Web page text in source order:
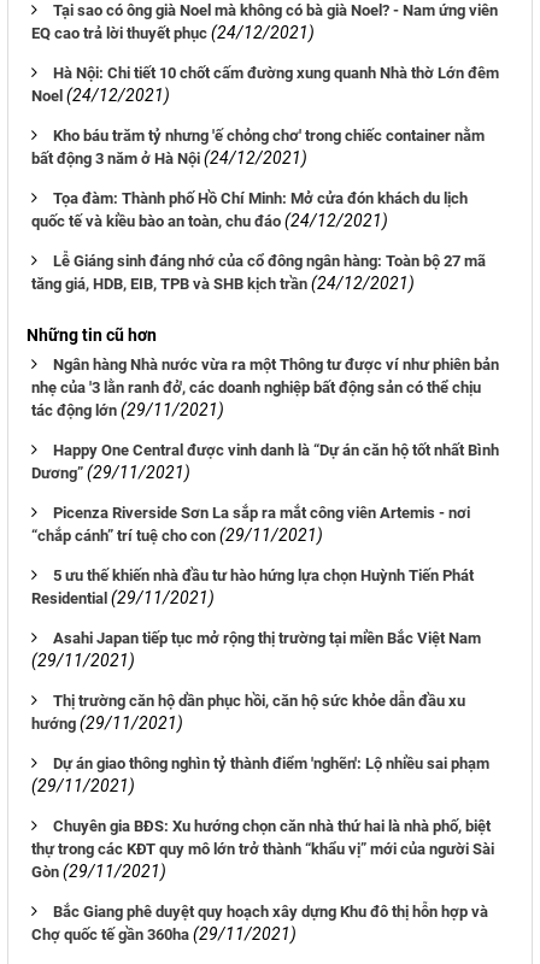
Tại sao có ông già Noel mà không có bà già Noel? - Nam ứng viên
EQ cao trả lời thuyết phục (24/12/2021)
Hà Nội: Chi tiết 10 chốt cấm đường xung quanh Nhà thờ Lớn đêm
Noel (24/12/2021)
Kho báu trăm tỷ nhưng 'ế chỏng chơ' trong chiếc container nằm
bất động 3 năm ở Hà Nội (24/12/2021)
Tọa đàm: Thành phố Hồ Chí Minh: Mở cửa đón khách du lịch
quốc tế và kiều bào an toàn, chu đáo (24/12/2021)
Lễ Giáng sinh đáng nhớ của cổ đông ngân hàng: Toàn bộ 27 mã
tăng giá, HDB, EIB, TPB và SHB kịch trần (24/12/2021)
Những tin cũ hơn
Ngân hàng Nhà nước vừa ra một Thông tư được ví như phiên bản
nhẹ của '3 lằn ranh đỏ', các doanh nghiệp bất động sản có thể chịu
tác động lớn (29/11/2021)
Happy One Central được vinh danh là “Dự án căn hộ tốt nhất Bình
Dương” (29/11/2021)
Picenza Riverside Sơn La sắp ra mắt công viên Artemis - nơi
“chắp cánh” trí tuệ cho con (29/11/2021)
5 ưu thế khiến nhà đầu tư hào hứng lựa chọn Huỳnh Tiến Phát
Residential (29/11/2021)
Asahi Japan tiếp tục mở rộng thị trường tại miền Bắc Việt Nam
(29/11/2021)
Thị trường căn hộ dần phục hồi, căn hộ sức khỏe dẫn đầu xu
hướng (29/11/2021)
Dự án giao thông nghìn tỷ thành điểm 'nghẽn': Lộ nhiều sai phạm
(29/11/2021)
Chuyên gia BĐS: Xu hướng chọn căn nhà thứ hai là nhà phố, biệt
thự trong các KĐT quy mô lớn trở thành “khẩu vị” mới của người Sài
Gòn (29/11/2021)
Bắc Giang phê duyệt quy hoạch xây dựng Khu đô thị hỗn hợp và
Chợ quốc tế gần 360ha (29/11/2021)